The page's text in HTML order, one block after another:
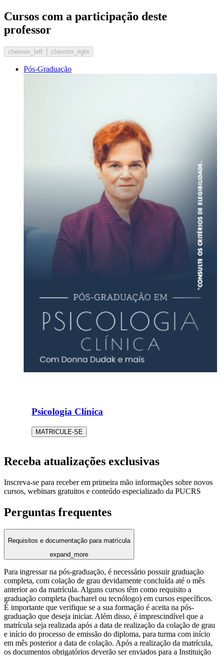
Cursos com a participação deste
professor
chevron_left chevron_right
Pós-Graduação
Psicologia Clínica
MATRICULE-SE
Receba atualizações exclusivas
Inscreva-se para receber em primeira mão informações sobre novos
cursos, webinars gratuitos e conteúdo especializado da PUCRS
Perguntas frequentes
Requisitos e documentação para matrícula
expand_more
Para ingressar na pós-graduação, é necessário possuir graduação
completa, com colação de grau devidamente concluída até o mês
anterior ao da matrícula. Alguns cursos têm como requisito a
graduação completa (bacharel ou tecnólogo) em cursos específicos.
É importante que verifique se a sua formação é aceita na pós-
graduação que deseja iniciar. Além disso, é imprescindível que a
matrícula seja realizada após a data de realização da colação de grau
e início do processo de emissão do diploma, para turma com início
em mês posterior a data de colação. Após a realização da matrícula,
os documentos obrigatórios deverão ser enviados para a Instituição